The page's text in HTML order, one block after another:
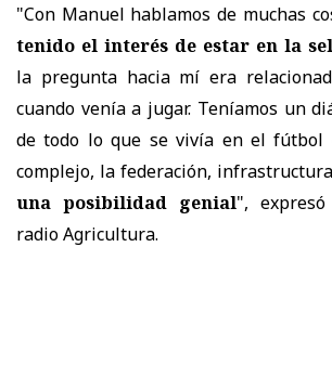
"Con Manuel hablamos de muchas
tenido el interés de estar en la
la pregunta hacia mí era
cuando venía a jugar. Teníamos un
de todo lo que se vivía en el fútbol
complejo, la federación,
una posibilidad genial",
radio Agricultura.